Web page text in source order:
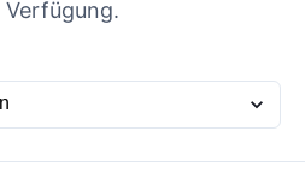
Verfügung.